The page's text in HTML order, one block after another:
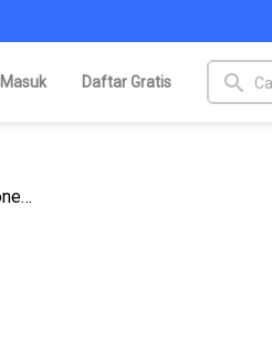
Masuk Daftar Gratis search
Upaya Pemblokiran TikTok di AS Jadi Kenyataan, Indonesia Kapan?